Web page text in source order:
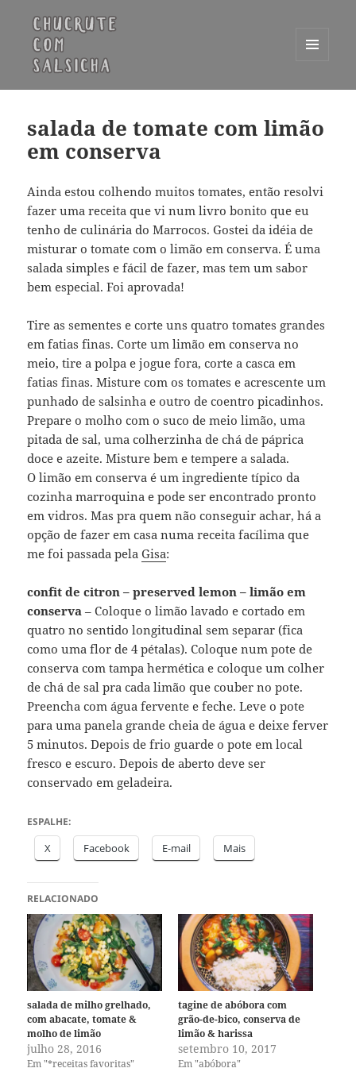
WIDGETS
salada de tomate com limão
em conserva
Ainda estou colhendo muitos tomates, então resolvi
fazer uma receita que vi num livro bonito que eu
tenho de culinária do Marrocos. Gostei da idéia de
misturar o tomate com o limão em conserva. É uma
salada simples e fácil de fazer, mas tem um sabor
bem especial. Foi aprovada!
Tire as sementes e corte uns quatro tomates grandes
em fatias finas. Corte um limão em conserva no
meio, tire a polpa e jogue fora, corte a casca em
fatias finas. Misture com os tomates e acrescente um
punhado de salsinha e outro de coentro picadinhos.
Prepare o molho com o suco de meio limão, uma
pitada de sal, uma colherzinha de chá de páprica
doce e azeite. Misture bem e tempere a salada.
O limão em conserva é um ingrediente típico da
cozinha marroquina e pode ser encontrado pronto
em vidros. Mas pra quem não conseguir achar, há a
opção de fazer em casa numa receita facílima que
me foi passada pelaGisa:
confit de citron – preserved lemon – limão em
conserva – Coloque o limão lavado e cortado em
quatro no sentido longitudinal sem separar (fica
como uma flor de 4 pétalas). Coloque num pote de
conserva com tampa hermética e coloque um colher
de chá de sal pra cada limão que couber no pote.
Preencha com água fervente e feche. Leve o pote
para uma panela grande cheia de água e deixe ferver
5 minutos. Depois de frio guarde o pote em local
fresco e escuro. Depois de aberto deve ser
conservado em geladeira.
ESPALHE:
X Facebook E-mail Mais
RELACIONADO
salada de milho grelhado,
com abacate, tomate &
molho de limão
julho 28, 2016
Em "*receitas favoritas"
tagine de abóbora com
grão-de-bico, conserva de
limão & harissa
setembro 10, 2017
Em "abóbora"